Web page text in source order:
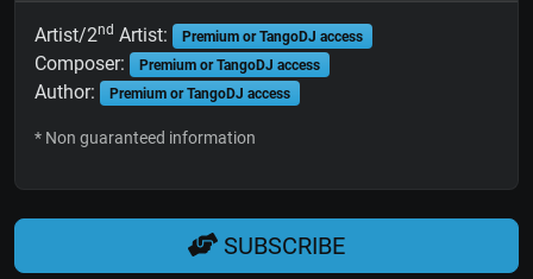
Artist/2nd Artist: Premium or TangoDJ access
Composer: Premium or TangoDJ access
Author: Premium or TangoDJ access
* Non guaranteed information
SUBSCRIBE